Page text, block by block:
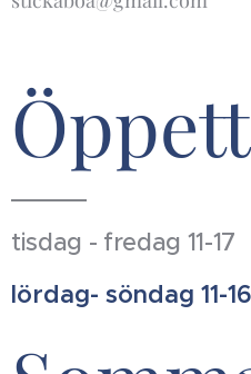
tisdag - fredag 11-17
lördag- söndag 11-16